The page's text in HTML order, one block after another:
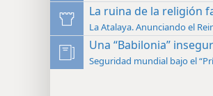
La ruina de la religión
La Atalaya. Anunciando el
Una “Babilonia”
Seguridad mundial bajo el